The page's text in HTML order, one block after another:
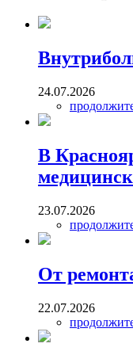
24.07.2026
В
23.07.2026
От
22.07.2026